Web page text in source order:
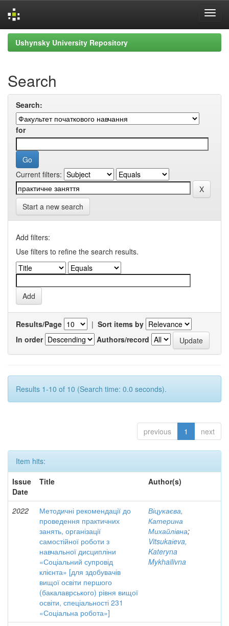
Skip
navigation
Ushynsky University Repository
Search
Search:
for
Current filters:
Start a new search
Add filters:
Use filters to refine the search results.
Results/Page | Sort items by
In order
Authors/record
Results 1-10 of 10 (Search time: 0.0 seconds).
previous 1 next
Item hits:
Issue
Date
Title Author(s)
2022
Методичні рекомендації до
проведення практичних
занять, організації
самостійної роботи з
навчальної дисципліни
«Соціальний супровід
клієнта» [для здобувачів
вищої освіти першого
(бакалаврського) рівня вищої
освіти, спеціальності 231
«Соціальна робота»]
Віцукаєва,
Катерина
Михайлівна;
Vitsukaіeva,
Kateryna
Mykhailivna